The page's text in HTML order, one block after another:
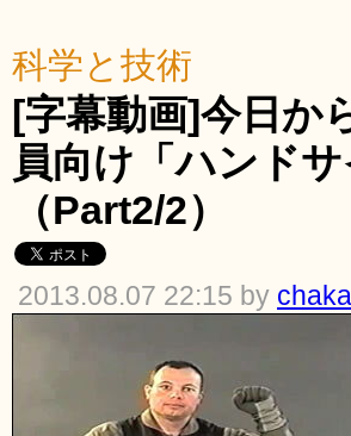
科学と技術
[字幕動画]今日か
員向け「ハンド
（Part2/2）
2013.08.07 22:15 by chaka